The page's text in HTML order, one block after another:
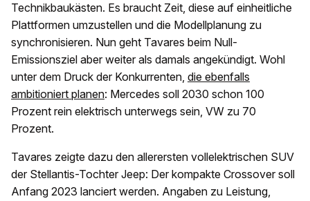
Technikbaukästen. Es braucht Zeit, diese auf einheitliche
Plattformen umzustellen und die Modellplanung zu
synchronisieren. Nun geht Tavares beim Null-
Emissionsziel aber weiter als damals angekündigt. Wohl
unter dem Druck der Konkurrenten, die ebenfalls
ambitioniert planen: Mercedes soll 2030 schon 100
Prozent rein elektrisch unterwegs sein, VW zu 70
Prozent.
Tavares zeigte dazu den allerersten vollelektrischen SUV
der Stellantis-Tochter Jeep: Der kompakte Crossover soll
Anfang 2023 lanciert werden. Angaben zu Leistung,